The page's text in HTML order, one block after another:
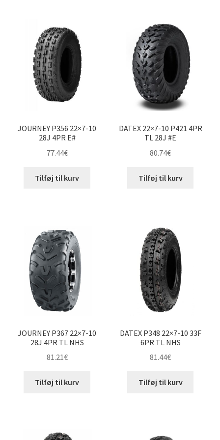
19×8-10″
20×6-10″
20×7-10″
20×9-10″
20×10-10″
20×11-10″
21×6-10″
22×7-10″
22×8-10″
22×9-10″
22×10-10″
22×11-10″
23×10-10″
lav
til
høj
JOURNEY P356 22×7-10
28J 4PR E#
77.44€
Tilføj til kurv
DATEX 22×7-10 P421 4PR
TL 28J #E
80.74€
Tilføj til kurv
JOURNEY P367 22×7-10
28J 4PR TL NHS
81.21€
Tilføj til kurv
DATEX P348 22×7-10 33F
6PR TL NHS
81.44€
Tilføj til kurv